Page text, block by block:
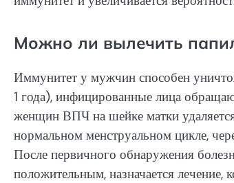
Можно ли вылечить
Иммунитет у мужчин способен
1 года), инфицированные лица
женщин ВПЧ на шейке матки
нормальном менструальном цикле,
После первичного обнаружения
положительным, назначается лечение,